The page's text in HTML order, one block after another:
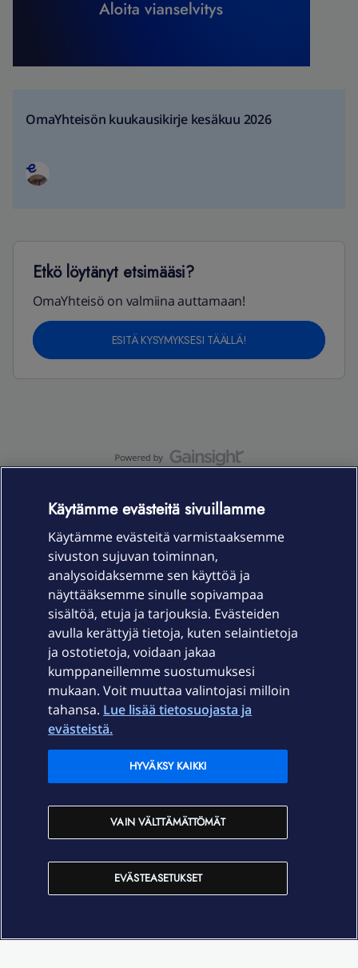
OmaYhteisön kuukausikirje kesäkuu 2026
Etkö löytänyt etsimääsi?
OmaYhteisö on valmiina auttamaan!
ESITÄ KYSYMYKSESI TÄÄLLÄ!
Laitteet & liittymät
Palvelut
Ajankohtaista
Elisa Oyj
In English
Käytämme evästeitä sivuillamme
Käytämme evästeitä varmistaaksemme
sivuston sujuvan toiminnan,
analysoidaksemme sen käyttöä ja
näyttääksemme sinulle sopivampaa
sisältöä, etuja ja tarjouksia. Evästeiden
avulla kerättyjä tietoja, kuten selaintietoja
ja ostotietoja, voidaan jakaa
kumppaneillemme suostumuksesi
mukaan. Voit muuttaa valintojasi milloin
tahansa. Lue lisää tietosuojasta ja
evästeistä.
EVÄSTEASETUKSET
VAIN VÄLTTÄMÄTTÖMÄT
HYVÄKSY KAIKKI